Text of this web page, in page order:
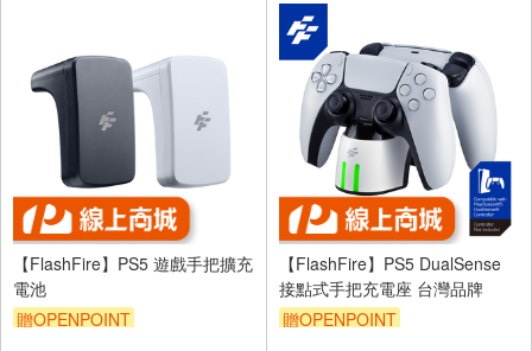
【FlashFire】PS5 遊戲手把擴充
電池
贈OPENPOINT
【FlashFire】PS5 DualSense
接點式手把充電座 台灣品牌
贈OPENPOINT